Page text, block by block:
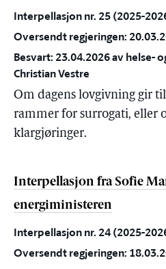
Interpellasjon nr. 25 (2025-
Oversendt regjeringen:
Besvart: 23.04.2026 av helse-
Christian Vestre
Om dagens lovgivning gir
rammer for surrogati, eller
klargjøringer.
Interpellasjon fra Sofie
energiministeren
Interpellasjon nr. 24 (2025-
Oversendt regjeringen: